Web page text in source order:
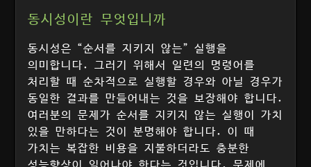
동시성이란 무엇입니까
동시성은 “순서를 지키지 않는” 실행을
의미합니다. 그러기 위해서 일련의 명령어를
처리할 때 순차적으로 실행할 경우와 아닐 경우가
동일한 결과를 만들어내는 것을 보장해야 합니다.
여러분의 문제가 순서를 지키지 않는 실행이 가치
있을 만하다는 것이 분명해야 합니다. 이 때
가치는 복잡한 비용을 지불하더라도 충분한